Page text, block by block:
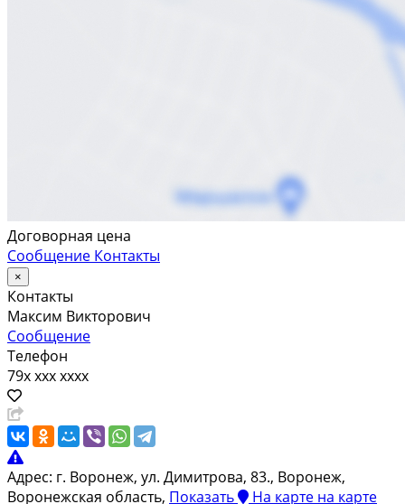
Договорная цена
Сообщение Контакты
×
Контакты
Максим Викторович
Сообщение
Телефон
79x xxx xxxx
Адрес: г. Воронеж, ул. Димитрова, 83., Воронеж,
Воронежская область, Показать На карте на карте